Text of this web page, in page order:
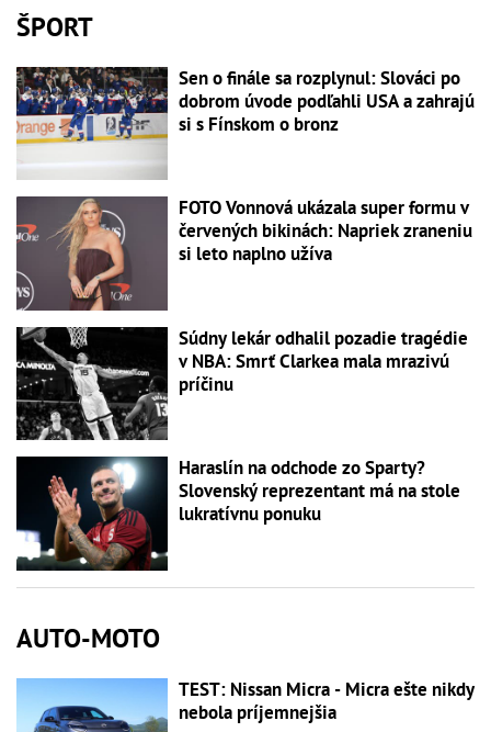
ŠPORT
Sen o finále sa rozplynul: Slováci po
dobrom úvode podľahli USA a zahrajú
si s Fínskom o bronz
FOTO Vonnová ukázala super formu v
červených bikinách: Napriek zraneniu
si leto naplno užíva
Súdny lekár odhalil pozadie tragédie
v NBA: Smrť Clarkea mala mrazivú
príčinu
Haraslín na odchode zo Sparty?
Slovenský reprezentant má na stole
lukratívnu ponuku
AUTO-MOTO
TEST: Nissan Micra - Micra ešte nikdy
nebola príjemnejšia